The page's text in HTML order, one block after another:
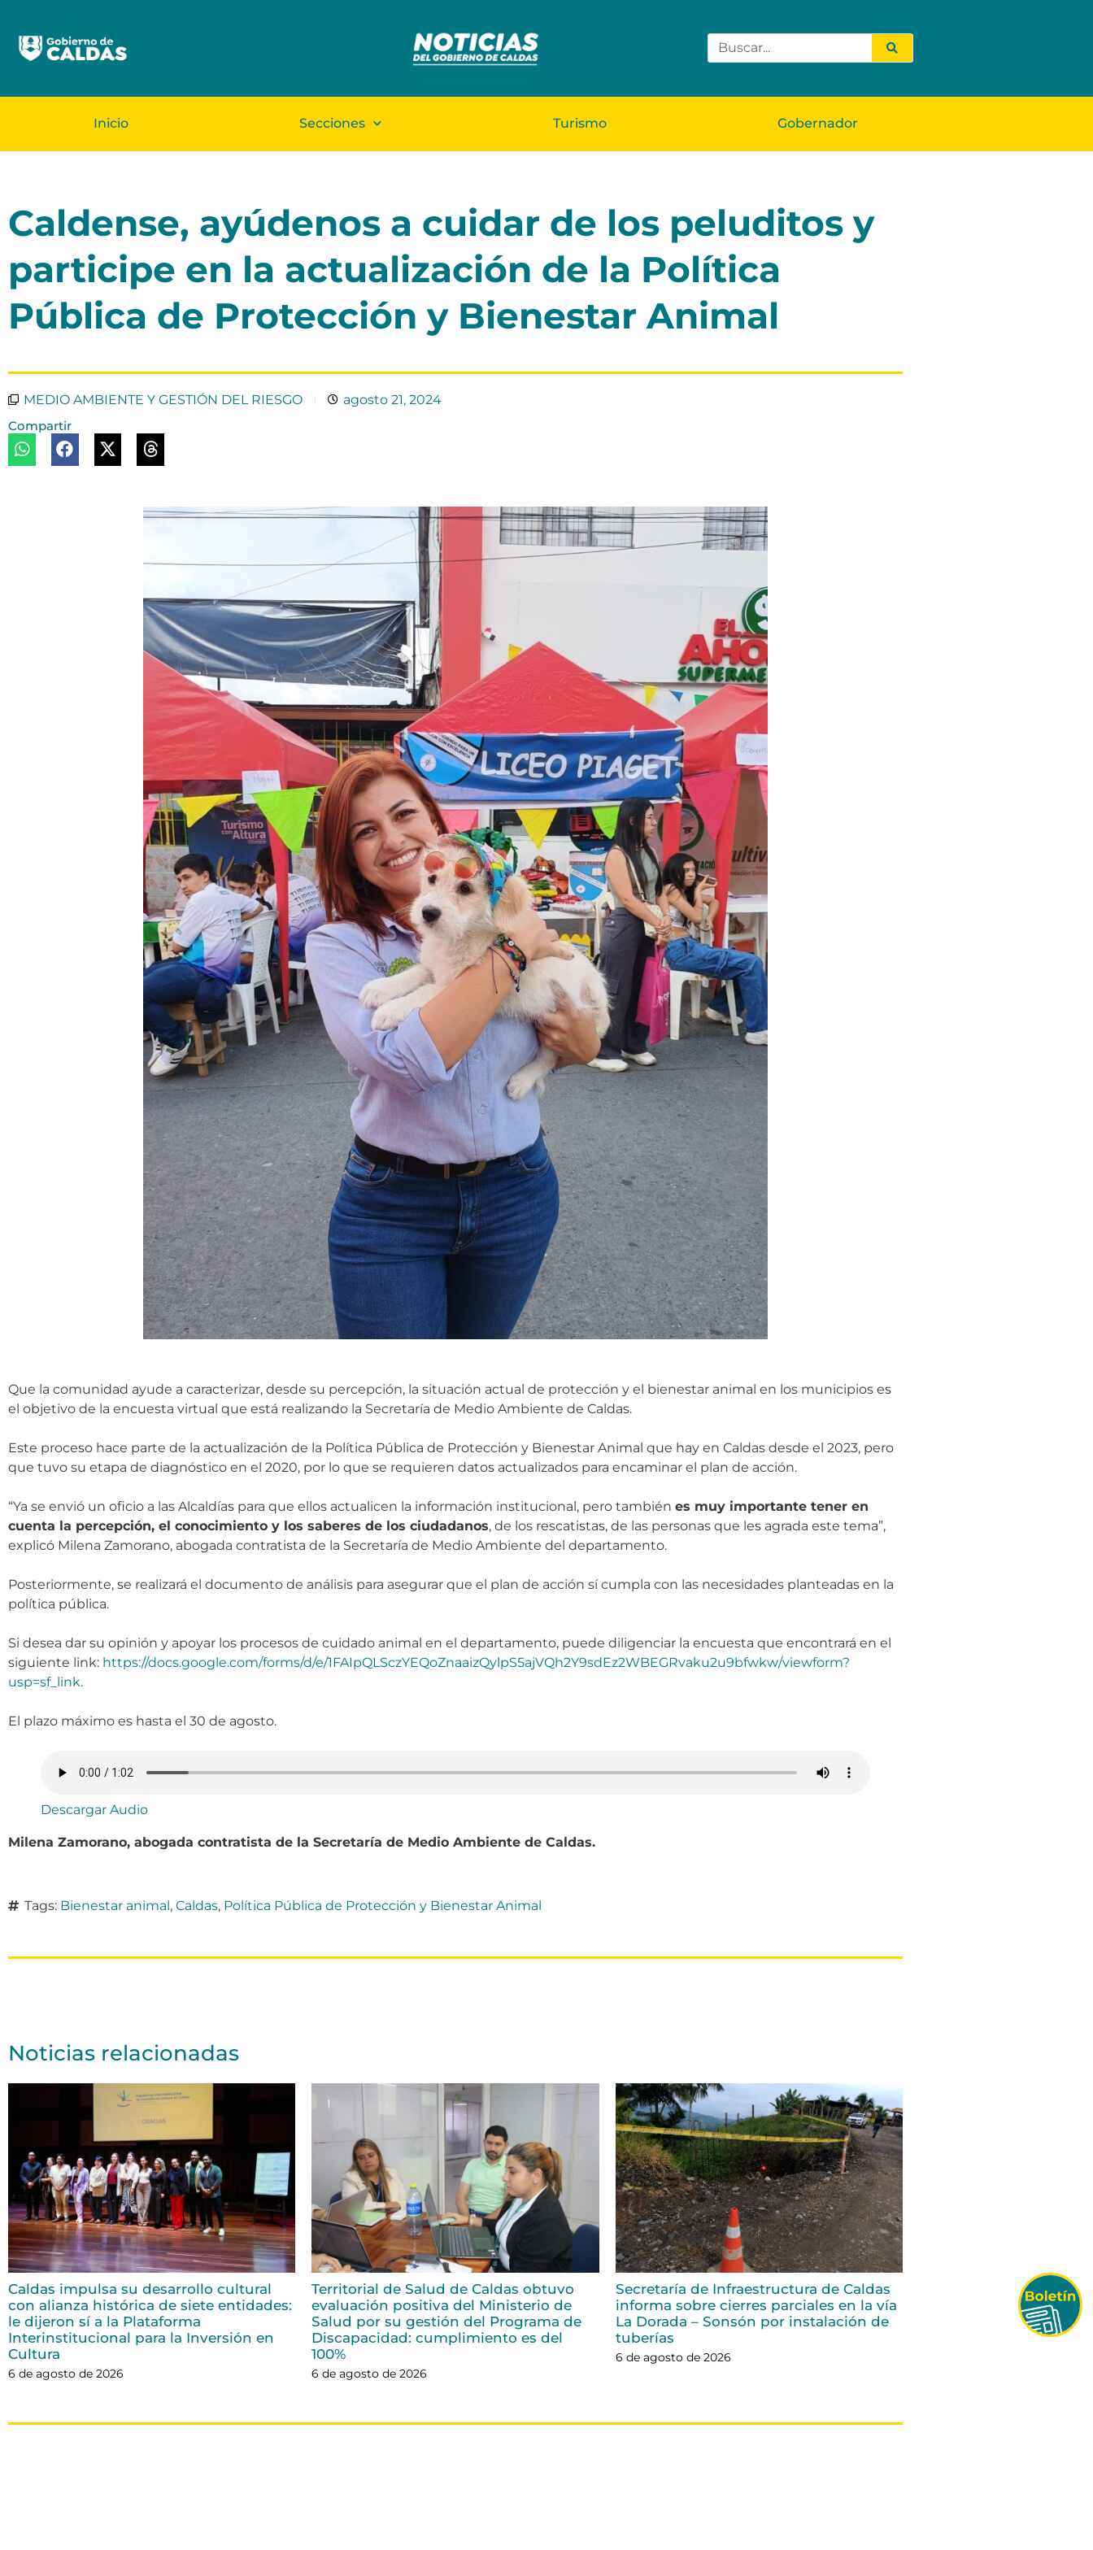
Inicio Secciones Turismo Gobernador
Caldense, ayúdenos a cuidar de los peluditos y
participe en la actualización de la Política
Pública de Protección y Bienestar Animal
MEDIO AMBIENTE Y GESTIÓN DEL RIESGO
agosto 21, 2024
Compartir
Que la comunidad ayude a caracterizar, desde su percepción, la situación actual de protección y el bienestar animal en los municipios es
el objetivo de la encuesta virtual que está realizando la Secretaría de Medio Ambiente de Caldas.
Este proceso hace parte de la actualización de la Política Pública de Protección y Bienestar Animal que hay en Caldas desde el 2023, pero
que tuvo su etapa de diagnóstico en el 2020, por lo que se requieren datos actualizados para encaminar el plan de acción.
“Ya se envió un oficio a las Alcaldías para que ellos actualicen la información institucional, pero también es muy importante tener en
cuenta la percepción, el conocimiento y los saberes de los ciudadanos, de los rescatistas, de las personas que les agrada este tema”,
explicó Milena Zamorano, abogada contratista de la Secretaría de Medio Ambiente del departamento.
Posteriormente, se realizará el documento de análisis para asegurar que el plan de acción sí cumpla con las necesidades planteadas en la
política pública.
Si desea dar su opinión y apoyar los procesos de cuidado animal en el departamento, puede diligenciar la encuesta que encontrará en el
siguiente link: https://docs.google.com/forms/d/e/1FAIpQLSczYEQoZnaaizQylpS5ajVQh2Y9sdEz2WBEGRvaku2u9bfwkw/viewform?
usp=sf_link.
El plazo máximo es hasta el 30 de agosto.
Descargar Audio
Milena Zamorano, abogada contratista de la Secretaría de Medio Ambiente de Caldas.
Tags: Bienestar animal, Caldas, Política Pública de Protección y Bienestar Animal
Noticias relacionadas
Caldas impulsa su desarrollo cultural
con alianza histórica de siete entidades:
le dijeron sí a la Plataforma
Interinstitucional para la Inversión en
Cultura
6 de agosto de 2026
Territorial de Salud de Caldas obtuvo
evaluación positiva del Ministerio de
Salud por su gestión del Programa de
Discapacidad: cumplimiento es del
100%
6 de agosto de 2026
Secretaría de Infraestructura de Caldas
informa sobre cierres parciales en la vía
La Dorada – Sonsón por instalación de
tuberías
6 de agosto de 2026